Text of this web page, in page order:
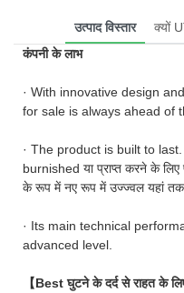
उत्पाद विस्तार क्यों
कंपनी के लाभ
· With innovative design
for sale is always ahead of
· The product is built to
burnished या प्राप्त करने के लिए
के रूप में नए रूप में उज्ज्वल यहां तक
· Its main technical
advanced level.
【Best घुटने के दर्द से राहत के